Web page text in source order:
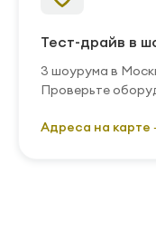
Тест-драйв в
3 шоурума в
Проверьте
Адреса на карте